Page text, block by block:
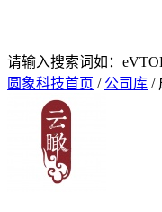
请输入搜索词如：
圆象科技首页 / 公司库 /